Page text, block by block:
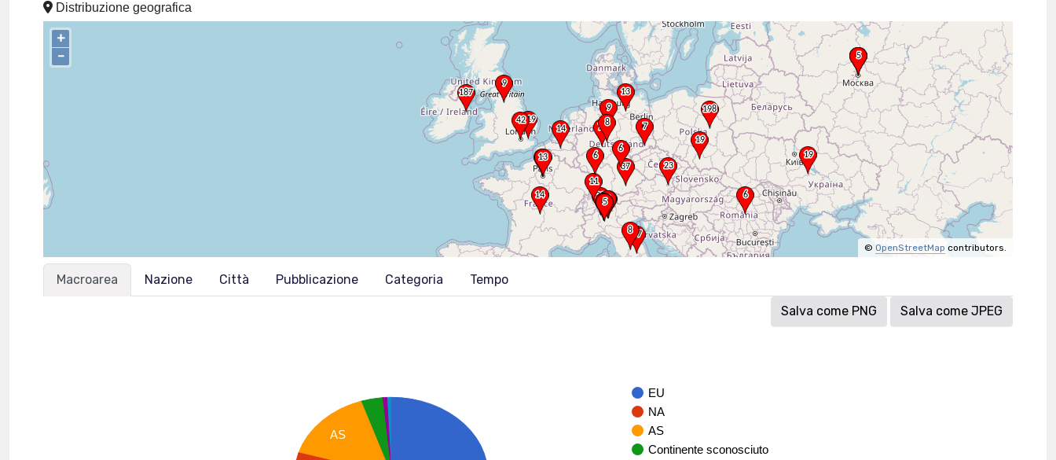
Distribuzione geografica
+
–
© OpenStreetMap contributors.
Macroarea Nazione Città Pubblicazione Categoria Tempo
Salva come PNG Salva come JPEG
EU
NA
AS
Continente sconosciuto
AS